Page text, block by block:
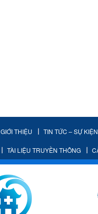
GIỚI THIỆU TIN TỨC – SỰ KIỆN
TÀI LIỆU TRUYỀN THÔNG
TRUNG
- Cơ sở 2: